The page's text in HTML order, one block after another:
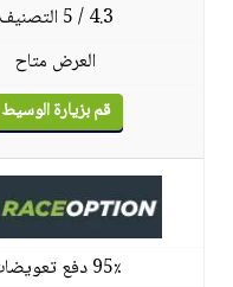
4.3 / 5 التصنيف
العرض متاح
قم بزيارة الوسيط
95٪ دفع تعويضات